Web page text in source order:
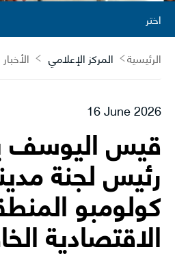
اختر
الرئيسية
المركز الإعلامي الأخبار
16 June 2026
قيس اليوسف
رئيس لجنة
كولومبو
الاقتصادية